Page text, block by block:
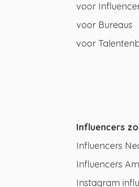
voor
voor Bureaus
voor
Influencers
Influencers
Influencers
Instagram